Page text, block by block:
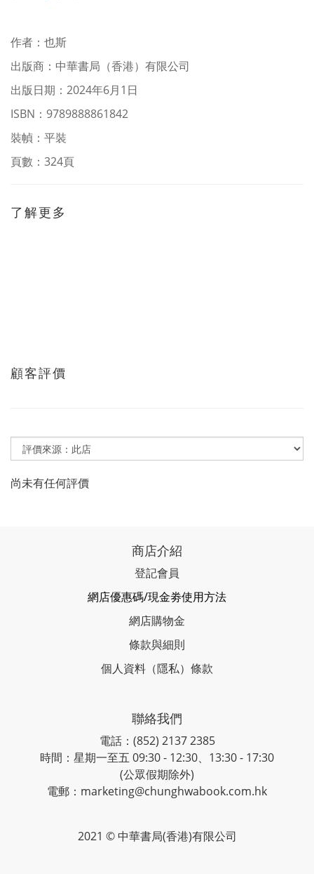
作者 ： 也斯
出版商：中華書局（香港）有限公司
出版日期：2024年6月1日
ISBN：9789888861842
裝幀：平裝
頁數：324頁
了解更多
顧客評價
尚未有任何評價
商店介紹
登記會員
網店優惠碼/現金劵使用方法
網店購物金
條款與細則
個人資料（隱私）條款
聯絡我們
電話：(852) 2137 2385
時間：星期一至五 09:30 - 12:30、13:30 - 17:30
(公眾假期除外)
電郵：marketing@chunghwabook.com.hk
2021 © 中華書局(香港)有限公司